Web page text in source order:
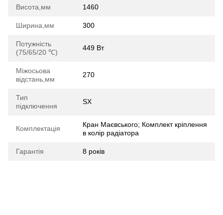
Висота,мм 1460
Ширина,мм 300
Потужність
(75/65/20 ℃)
449 Вт
Міжосьова
відстань,мм
270
Тип
підключення
SX
Комплектація
Кран Маєвського; Комплект кріплення
в колір радіатора
Гарантія 8 років